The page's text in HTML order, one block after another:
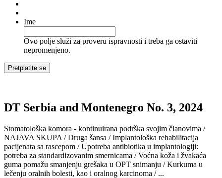
Ime
Ovo polje služi za proveru ispravnosti i treba ga ostaviti
nepromenjeno.
DT Serbia and Montenegro No. 3, 2024
Stomatološka komora - kontinuirana podrška svojim članovima /
NAJAVA SKUPA / Druga šansa / Implantološka rehabilitacija
pacijenata sa rascepom / Upotreba antibiotika u implantologiji:
potreba za standardizovanim smernicama / Voćna koža i žvakaća
guma pomažu smanjenju grešaka u OPT snimanju / Kurkuma u
lečenju oralnih bolesti, kao i oralnog karcinoma / ...